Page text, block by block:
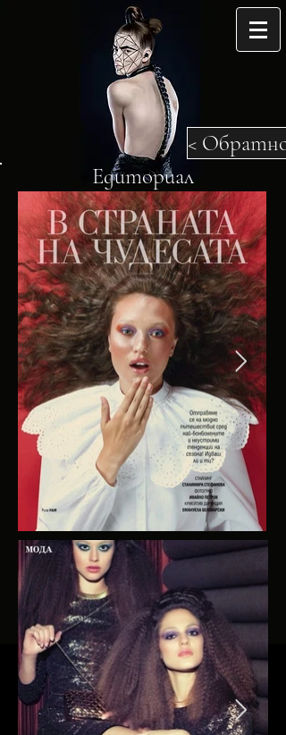
Едиториал
< Обратно